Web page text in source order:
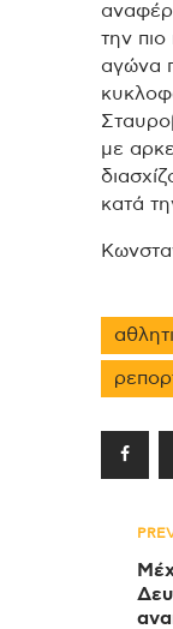
την
αγώνα
με
κατά